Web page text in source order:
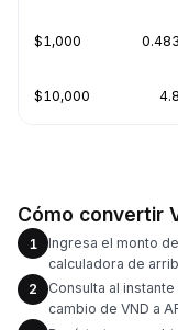
$1,000
$10,000
Cómo convertir
1
Ingresa el monto
calculadora de
2
Consulta al
cambio de VND a